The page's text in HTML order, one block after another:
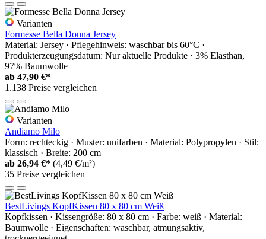
Varianten
Formesse Bella Donna Jersey
Material: Jersey · Pflegehinweis: waschbar bis 60°C ·
Produkterzeugungsdatum: Nur aktuelle Produkte · 3% Elasthan,
97% Baumwolle
ab 47,90 €*
1.138 Preise vergleichen
Varianten
Andiamo Milo
Form: rechteckig · Muster: unifarben · Material: Polypropylen · Stil:
klassisch · Breite: 200 cm
ab 26,94 €* (4,49 €/m²)
35 Preise vergleichen
BestLivings KopfKissen 80 x 80 cm Weiß
Kopfkissen · Kissengröße: 80 x 80 cm · Farbe: weiß · Material:
Baumwolle · Eigenschaften: waschbar, atmungsaktiv,